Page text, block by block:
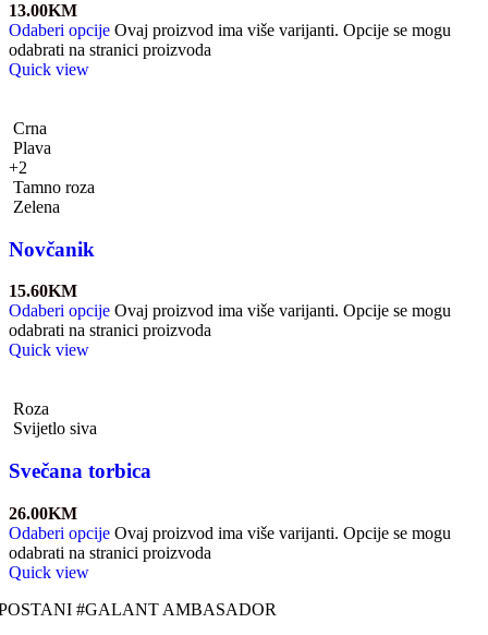
13.00KM
Odaberi opcije Ovaj proizvod ima više varijanti. Opcije se mogu
odabrati na stranici proizvoda
Quick view
Crna
Plava
+2
Tamno roza
Zelena
Novčanik
15.60KM
Odaberi opcije Ovaj proizvod ima više varijanti. Opcije se mogu
odabrati na stranici proizvoda
Quick view
Roza
Svijetlo siva
Svečana torbica
26.00KM
Odaberi opcije Ovaj proizvod ima više varijanti. Opcije se mogu
odabrati na stranici proizvoda
Quick view
#GALANT AMBASADOR